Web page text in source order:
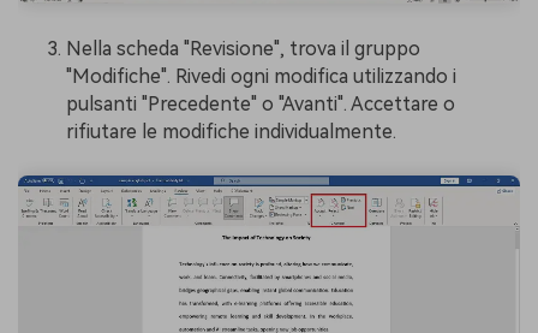
Nella scheda "Revisione", trova il gruppo
"Modifiche". Rivedi ogni modifica utilizzando i
pulsanti "Precedente" o "Avanti". Accettare o
rifiutare le modifiche individualmente.